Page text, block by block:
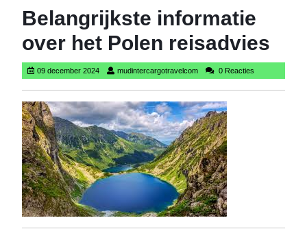
Belangrijkste informatie
over het Polen reisadvies
09 december 202409
december
2024
mudintercargotravelcommudintercargotravelcom
0 Reacties